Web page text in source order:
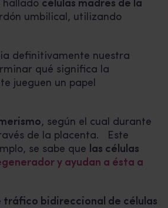
hallado células madres de la
umbilical, utilizando
definitivamente nuestra
qué significa la
jueguen un papel
, según el cual durante
de la placenta. Este
se sabe que las células
y ayudan a ésta a
tráfico bidireccional de células